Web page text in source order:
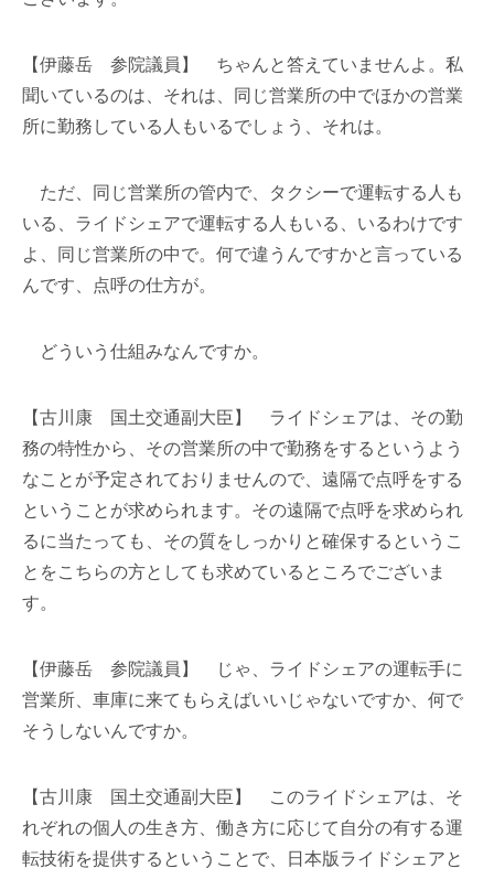
【伊藤岳 参院議員】 ちゃんと答えていませんよ。私
聞いているのは、それは、同じ営業所の中でほかの営業
所に勤務している人もいるでしょう、それは。
ただ、同じ営業所の管内で、タクシーで運転する人も
いる、ライドシェアで運転する人もいる、いるわけです
よ、同じ営業所の中で。何で違うんですかと言っている
んです、点呼の仕方が。
どういう仕組みなんですか。
【古川康 国土交通副大臣】 ライドシェアは、その勤
務の特性から、その営業所の中で勤務をするというよう
なことが予定されておりませんので、遠隔で点呼をする
ということが求められます。その遠隔で点呼を求められ
るに当たっても、その質をしっかりと確保するというこ
とをこちらの方としても求めているところでございま
す。
【伊藤岳 参院議員】 じゃ、ライドシェアの運転手に
営業所、車庫に来てもらえばいいじゃないですか、何で
そうしないんですか。
【古川康 国土交通副大臣】 このライドシェアは、そ
れぞれの個人の生き方、働き方に応じて自分の有する運
転技術を提供するということで、日本版ライドシェアと